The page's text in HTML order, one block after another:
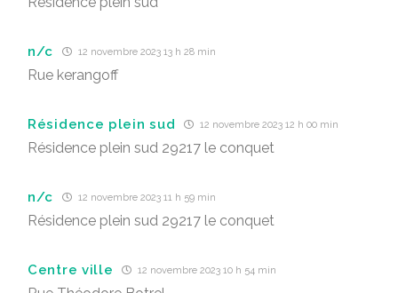
n/c 12 novembre 2023 13 h 28 min
Rue kerangoff
Résidence plein sud 12 novembre 2023 12 h 00 min
Résidence plein sud 29217 le conquet
n/c 12 novembre 2023 11 h 59 min
Résidence plein sud 29217 le conquet
Centre ville 12 novembre 2023 10 h 54 min